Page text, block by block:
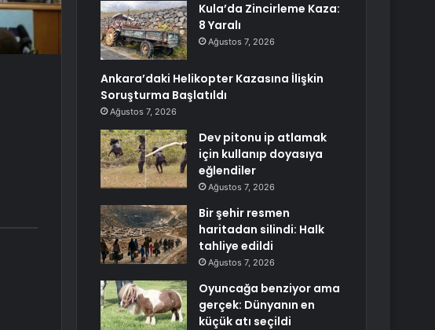
Kula’da Zincirleme Kaza:
8 Yaralı
Ağustos 7, 2026
Ankara’daki Helikopter Kazasına İlişkin
Soruşturma Başlatıldı
Ağustos 7, 2026
Dev pitonu ip atlamak
için kullanıp doyasıya
eğlendiler
Ağustos 7, 2026
Bir şehir resmen
haritadan silindi: Halk
tahliye edildi
Ağustos 7, 2026
Oyuncağa benziyor ama
gerçek: Dünyanın en
küçük atı seçildi